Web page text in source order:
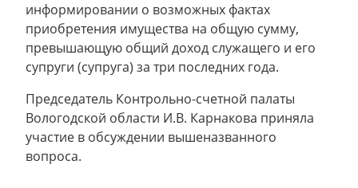
информировании о возможных фактах
приобретения имущества на общую сумму,
превышающую общий доход служащего и его
супруги (супруга) за три последних года.
Председатель Контрольно-счетной палаты
Вологодской области И.В. Карнакова приняла
участие в обсуждении вышеназванного
вопроса.